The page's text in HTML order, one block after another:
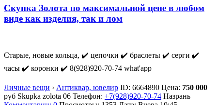
Скупка Золота по максимальной цене в любом
виде как изделия, так и лом
Старые, новые кольца, ✔️ цепочки ✔️ браслеты ✔️ серги ✔️
часы ✔️ коронки ✔️ 8(928)920-70-74 what'app
Личные вещи › Антиквар, ювелир ID: 6664890 Цена: 750 000
руб Skupka zolota 06 Телефон: +7(928)920-70-74 Назрань